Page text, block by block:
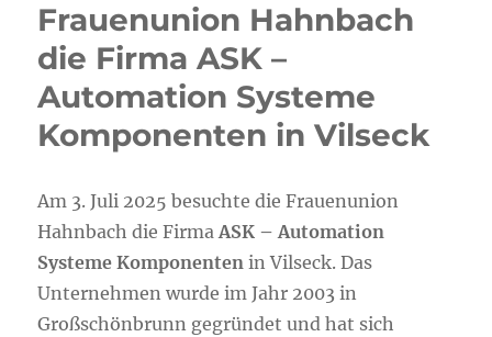
Frauenunion Hahnbach
die Firma ASK –
Automation Systeme
Komponenten in Vilseck
Am 3. Juli 2025 besuchte die Frauenunion
Hahnbach die FirmaASK – Automation
Systeme Komponenten in Vilseck. Das
Unternehmen wurde im Jahr 2003 in
Großschönbrunn gegründet und hat sich